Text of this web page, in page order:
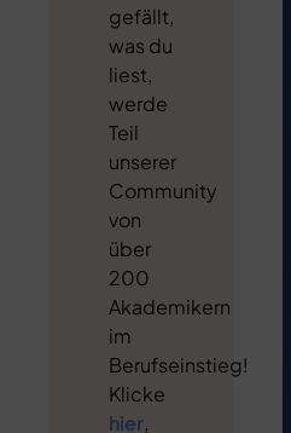
gefällt,
was du
liest,
werde
Teil
unserer
Community
von
über
200
Akademikern
im
Berufseinstieg!
Klicke
hier,